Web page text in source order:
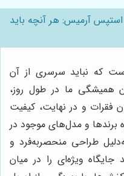
آرمیس: هر آنچه باید
که نباید سرسری از آن
همیشگی ما در طول روز،
فقرات و در نهایت، کیفیت
برندها و مدل‌های موجود در
طراحی منحصربه‌فرد و
جایگاه ویژه‌ای را در میان